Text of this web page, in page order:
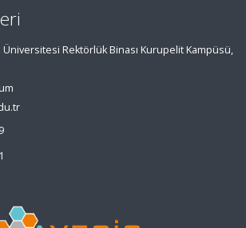
Üniversitesi Rektörlük Binası Kurupelit Kampüsü,